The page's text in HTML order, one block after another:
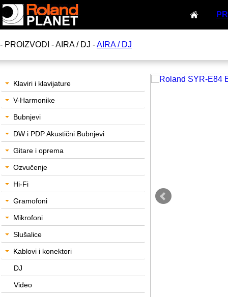
- PROIZVODI - AIRA / DJ -AIRA / DJ
Klaviri i klavijature
V-Harmonike
Bubnjevi
DW i PDP Akustični Bubnjevi
Gitare i oprema
Ozvučenje
Hi-Fi
Gramofoni
Mikrofoni
Slušalice
Kablovi i konektori
DJ
Video